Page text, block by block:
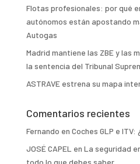
Flotas profesionales: por qué
autónomos están apostando
Autogas
Madrid mantiene las ZBE y las
la sentencia del Tribunal
ASTRAVE estrena su mapa
Comentarios recientes
Fernando en Coches GLP e
JOSÉ CAPEL en La seguridad